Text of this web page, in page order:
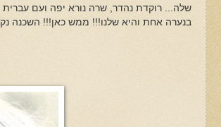
שלה... רוקדת נהדר, שרה נורא יפה ועם
בנערה אחת והיא שלנו!!! ממש כאן!!! השכנה